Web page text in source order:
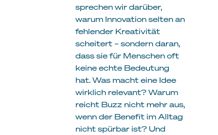
sprechen wir darüber,
warum Innovation selten an
fehlender Kreativität
scheitert – sondern daran,
dass sie für Menschen oft
keine echte Bedeutung
hat. Was macht eine Idee
wirklich relevant? Warum
reicht Buzz nicht mehr aus,
wenn der Benefit im Alltag
nicht spürbar ist? Und